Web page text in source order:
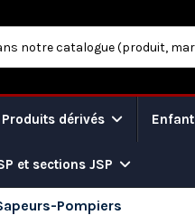
Produits dérivés Enfant
et sections JSP
Pompiers